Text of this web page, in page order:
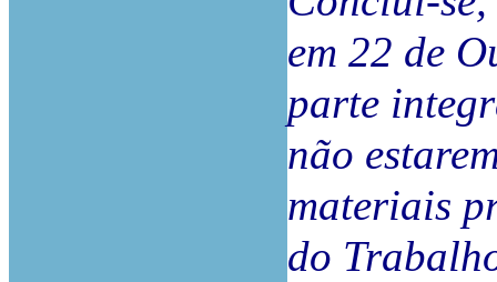
em 22 de
parte
não
materiais
do